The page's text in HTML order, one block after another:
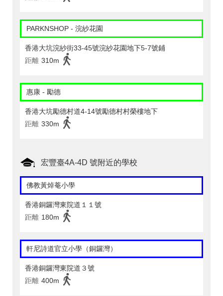
PARKNSHOP - 浣紗花園
香港大坑浣紗街33-45號浣紗花園地下5-7號鋪
距離 310m
惠康 - 勵德
香港大坑勵德村道4-14號勵德村村榮樓地下
距離 330m
宏豐臺4A-4D 號附近的學校
佛教黃焯菴小學
香港銅鑼灣東院道１１號
距離 180m
軒尼詩道官立小學（銅鑼灣）
香港銅鑼灣東院道３號
距離 400m